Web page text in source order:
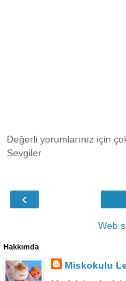
Değerli yorumlarınız için
Sevgiler
‹
Web
Hakkımda
Miskokulu